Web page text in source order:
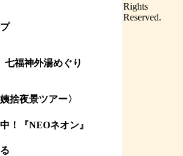
七福神外湯めぐり
捨夜景ツアー〉
！『NEOネオン』
Rights
Reserved.